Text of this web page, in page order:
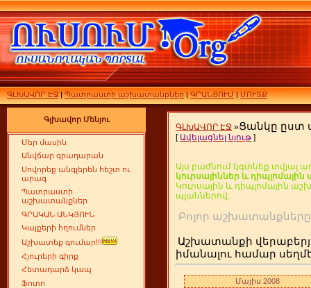
ԳԼԽԱՎՈՐ ԷՋ|Պատրաստի աշխատանքներ|ԳՐԱՆՑՈՒՄ|ՄՈՒՏՔ
Գլխավոր Մենյու
Մեր մասին
Անվճար գրադարան
Սովորեք անգլերեն հեշտ ու
արագ
Պատրաստի
աշխատանքներ
ԳՐԱԿԱՆ ԱՆԿՅՈՒՆ
Կայքերի հղումներ
Աշխատեք գումար!!!
Հյուրերի գիրք
Հետադարձ կապ
Ֆոտո
ԳԼԽԱՎՈՐ ԷՋ »Ցանկը ըստ
[ Ավելացնել նյութ ]
Այս բաժնում կգտնեք տվյալ
կուրսայիններ և
Կուրսային և դիպլոմային
պլաններով:
Բոլոր
Աշխատանքի
իմանալու համար
Մայիս 2008